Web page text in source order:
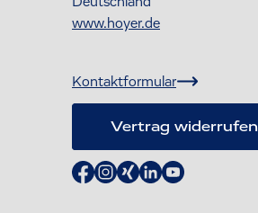
www.hoyer.de
Kontaktformular
Vertrag widerrufen